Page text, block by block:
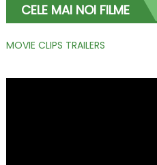
CELE MAI NOI FILME
MOVIE CLIPS TRAILERS